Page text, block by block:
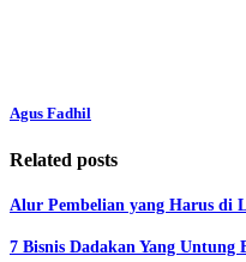
Agus Fadhil
Related posts
Alur Pembelian yang Harus di
7 Bisnis Dadakan Yang Untung